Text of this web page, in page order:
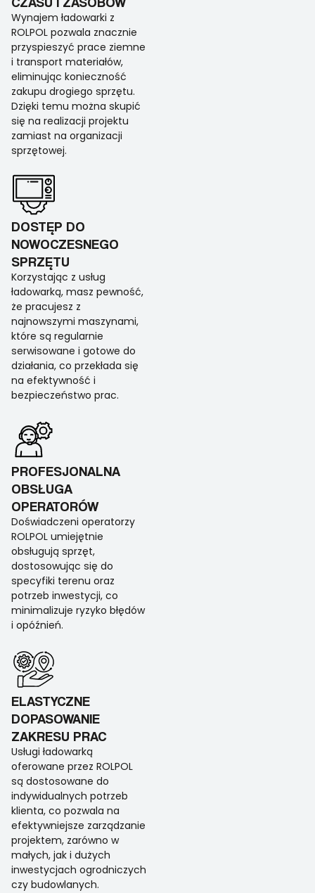
Wynajem ładowarki z
ROLPOL pozwala znacznie
przyspieszyć prace ziemne
i transport materiałów,
eliminując konieczność
zakupu drogiego sprzętu.
Dzięki temu można skupić
się na realizacji projektu
zamiast na organizacji
sprzętowej.
DOSTĘP DO
NOWOCZESNEGO
SPRZĘTU
Korzystając z usług
ładowarką, masz pewność,
że pracujesz z
najnowszymi maszynami,
które są regularnie
serwisowane i gotowe do
działania, co przekłada się
na efektywność i
bezpieczeństwo prac.
PROFESJONALNA
OBSŁUGA
OPERATORÓW
Doświadczeni operatorzy
ROLPOL umiejętnie
obsługują sprzęt,
dostosowując się do
specyfiki terenu oraz
potrzeb inwestycji, co
minimalizuje ryzyko błędów
i opóźnień.
ELASTYCZNE
DOPASOWANIE
ZAKRESU PRAC
Usługi ładowarką
oferowane przez ROLPOL
są dostosowane do
indywidualnych potrzeb
klienta, co pozwala na
efektywniejsze zarządzanie
projektem, zarówno w
małych, jak i dużych
inwestycjach ogrodniczych
czy budowlanych.